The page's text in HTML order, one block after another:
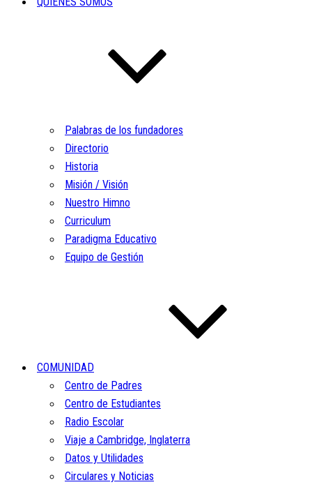
Palabras de los fundadores
Directorio
Historia
Misión / Visión
Nuestro Himno
Curriculum
Paradigma Educativo
Equipo de Gestión
COMUNIDAD
Centro de Padres
Centro de Estudiantes
Radio Escolar
Viaje a Cambridge, Inglaterra
Datos y Utilidades
Circulares y Noticias